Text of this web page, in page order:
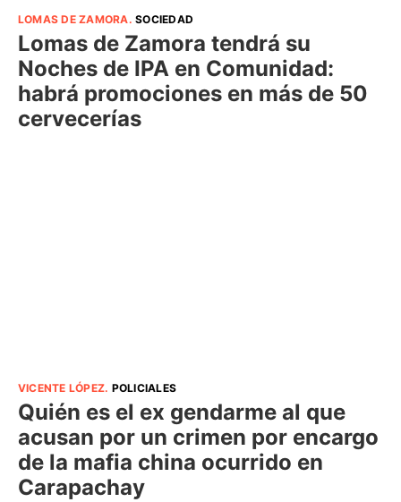
LOMAS DE ZAMORA.SOCIEDAD
Lomas de Zamora tendrá su
Noches de IPA en Comunidad:
habrá promociones en más de 50
cervecerías
VICENTE LÓPEZ. POLICIALES
Quién es el ex gendarme al que
acusan por un crimen por encargo
de la mafia china ocurrido en
Carapachay